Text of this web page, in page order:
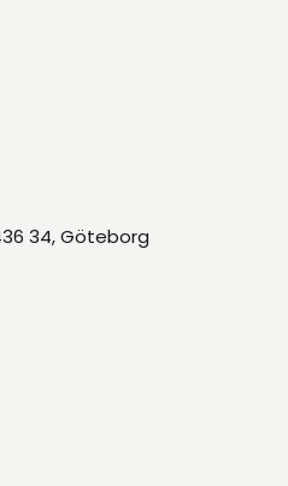
34, Göteborg